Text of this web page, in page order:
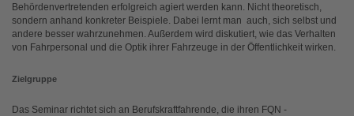
Behördenvertretenden erfolgreich agiert werden kann. Nicht theoretisch,
sondern anhand konkreter Beispiele. Dabei lernt man auch, sich selbst und
andere besser wahrzunehmen. Außerdem wird diskutiert, wie das Verhalten
von Fahrpersonal und die Optik ihrer Fahrzeuge in der Öffentlichkeit wirken.
Zielgruppe
Das Seminar richtet sich an Berufskraftfahrende, die ihren FQN -